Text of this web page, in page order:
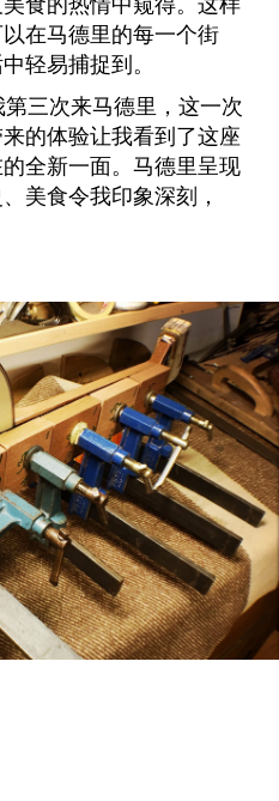
食的热情中窥得。这样
在马德里的每一个街
轻易捕捉到。
三次来马德里，这一次
的体验让我看到了这座
全新一面。马德里呈现
美食令我印象深刻，